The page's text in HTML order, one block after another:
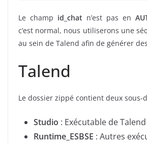
Le champ id_chat n’est pas en
c’est normal, nous utiliserons une
au sein de Talend afin de générer
Talend
Le dossier zippé contient deux sous-
Studio : Exécutable de
Runtime_ESBSE : Autres